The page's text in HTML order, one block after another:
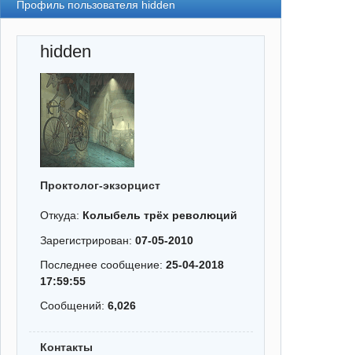
Профиль пользователя hidden
hidden
Проктолог-экзорцист
Откуда: Колыбель трёх революций
Зарегистрирован:07-05-2010
Последнее сообщение:25-04-2018
17:59:55
Сообщений:6,026
Контакты